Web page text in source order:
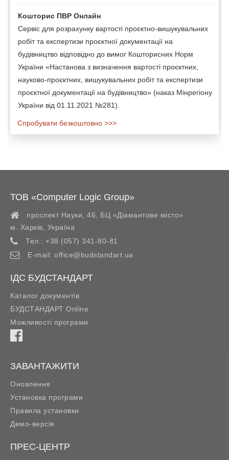
Кошторис ПВР Онлайн
Сервіс для розрахунку вартості проєктно-вишукувальних
робіт та експертизи проєктної документації на
будівництво відповідно до вимог Кошторисних Норм
України «Настанова з визначення вартості проєктних,
науково-проєктних, вишукувальних робіт та експертизи
проєктної документації на будівництво» (наказ Мінрегіону
України від 01.11.2021 №281).
Спробувати безкоштовно >>>
ТОВ «Computer Logic Group»
проспект Науки, 46, БЦ «Діамантове місто»
м. Харків
Україна
Тел.: +38 (057) 341-80-81
E-mail: office@budstandart.ua
ІДС БУДСТАНДАРТ
Каталог документів
БУДСТАНДАРТ Online
Можливості програми
ЗАВАНТАЖИТИ
Оновлення
Установка програми
Правила установки
Демо-версія
ПРЕС-ЦЕНТР